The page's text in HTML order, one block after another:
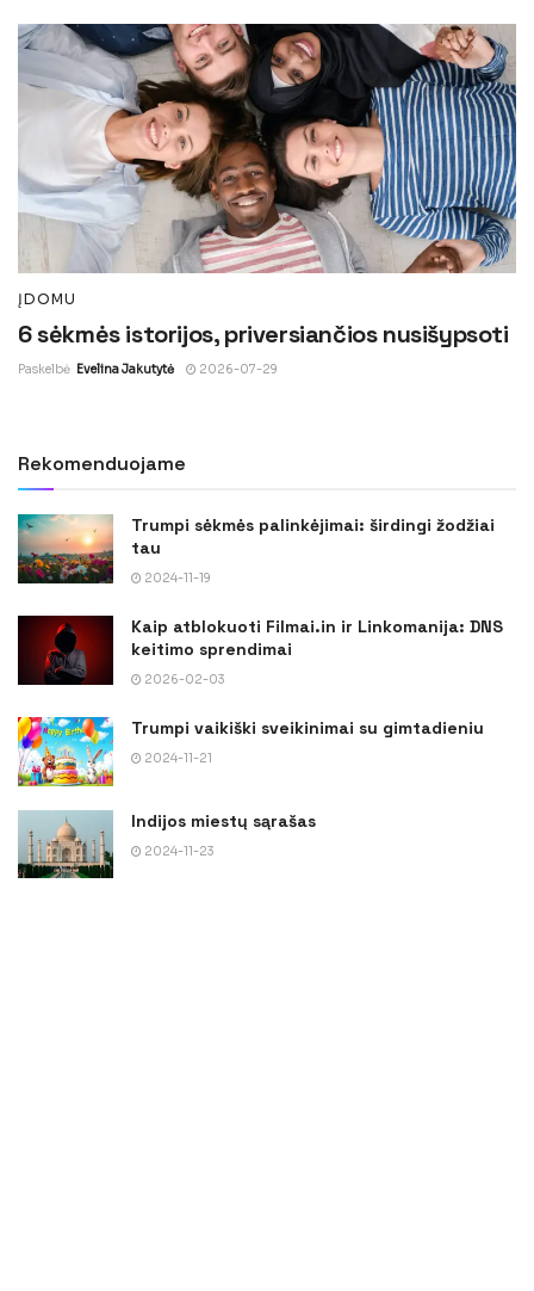
ĮDOMU
6 sėkmės istorijos, priversiančios nusišypsoti
Paskelbė Evelina Jakutytė 2026-07-29
Rekomenduojame
Trumpi sėkmės palinkėjimai: širdingi žodžiai
tau
2024-11-19
Kaip atblokuoti Filmai.in ir Linkomanija: DNS
keitimo sprendimai
2026-02-03
Trumpi vaikiški sveikinimai su gimtadieniu
2024-11-21
Indijos miestų sąrašas
2024-11-23